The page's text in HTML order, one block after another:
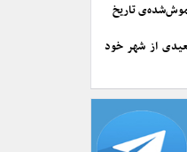
تاریخ
از شهر خود